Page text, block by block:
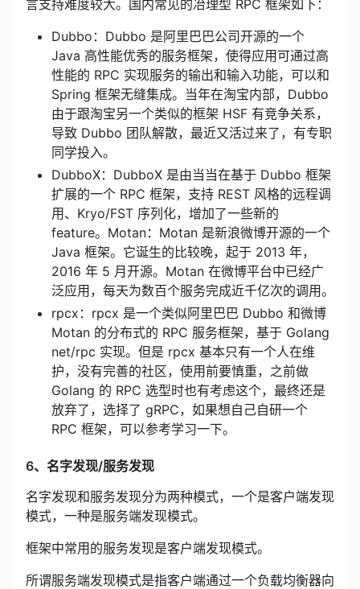
言支持难度较大。国内常见的冶理型 RPC 框架如下：
Dubbo：Dubbo 是阿里巴巴公司开源的一个
Java 高性能优秀的服务框架，使得应用可通过高
性能的 RPC 实现服务的输出和输入功能，可以和
Spring 框架无缝集成。当年在淘宝内部，Dubbo
由于跟淘宝另一个类似的框架 HSF 有竞争关系，
导致 Dubbo 团队解散，最近又活过来了，有专职
同学投入。
DubboX：DubboX 是由当当在基于 Dubbo 框架
扩展的一个 RPC 框架，支持 REST 风格的远程调
用、Kryo/FST 序列化，增加了一些新的
feature。Motan：Motan 是新浪微博开源的一个
Java 框架。它诞生的比较晚，起于 2013 年，
2016 年 5 月开源。Motan 在微博平台中已经广
泛应用，每天为数百个服务完成近千亿次的调用。
rpcx：rpcx 是一个类似阿里巴巴 Dubbo 和微博
Motan 的分布式的 RPC 服务框架，基于 Golang
net/rpc 实现。但是 rpcx 基本只有一个人在维
护，没有完善的社区，使用前要慎重，之前做
Golang 的 RPC 选型时也有考虑这个，最终还是
放弃了，选择了 gRPC，如果想自己自研一个
RPC 框架，可以参考学习一下。
6、名字发现/服务发现
名字发现和服务发现分为两种模式，一个是客户端发现
模式，一种是服务端发现模式。
框架中常用的服务发现是客户端发现模式。
所谓服务端发现模式是指客户端通过一个负载均衡器向